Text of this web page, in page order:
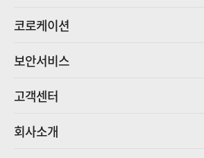
코로케이션
보안서비스
고객센터
회사소개